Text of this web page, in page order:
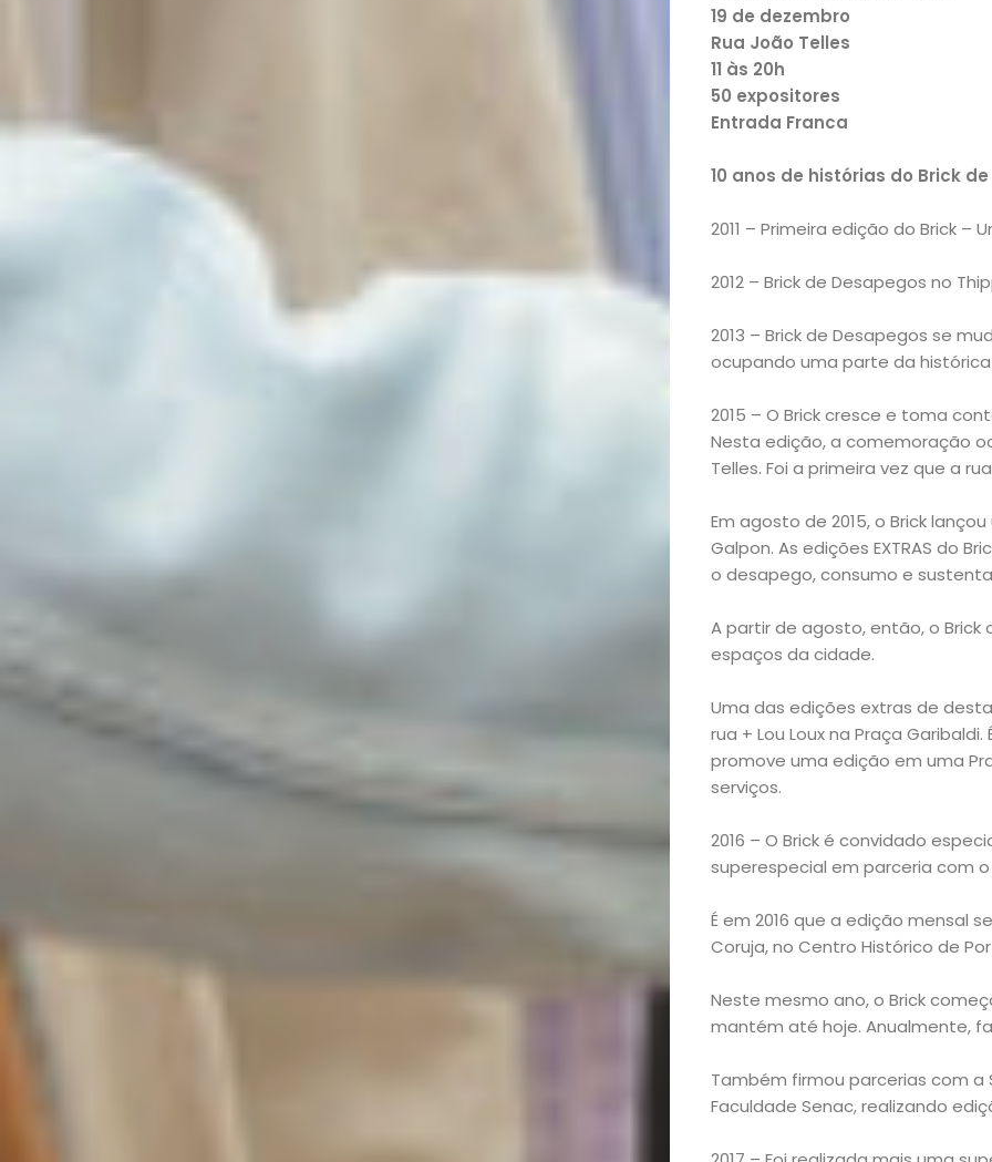
Filhos
Notícias
Opinião
Pets
Receitas
Saúde
e
Qualidade
de
Vida
Sexualidade
Variedades
Buscar
19 de dezembro
Rua João Telles
11 às 20h
50 expositores
Entrada Franca
10 anos de histórias do Brick
2011 – Primeira edição do Brick
2012 – Brick de Desapegos no
2013 – Brick de Desapegos se
ocupando uma parte da
2015 – O Brick cresce e toma
Nesta edição, a comemoração
Telles. Foi a primeira vez que a
Em agosto de 2015, o Brick
Galpon. As edições EXTRAS do
o desapego, consumo e
A partir de agosto, então, o
espaços da cidade.
Uma das edições extras de
rua + Lou Loux na Praça
promove uma edição em uma
serviços.
2016 – O Brick é convidado
superespecial em parceria com o
É em 2016 que a edição mensal
Coruja, no Centro Histórico de
Neste mesmo ano, o Brick
mantém até hoje. Anualmente,
Também firmou parcerias com a
Faculdade Senac, realizando